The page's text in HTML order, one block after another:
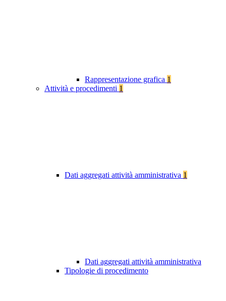
Rappresentazione grafica 1
Attività e procedimenti 1
Dati aggregati attività amministrativa 1
Dati aggregati attività amministrativa
Tipologie di procedimento